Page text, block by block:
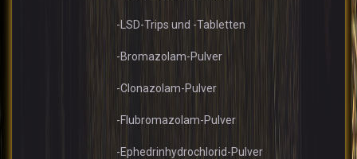
-LSD-Trips und -Tabletten
-Bromazolam-Pulver
-Clonazolam-Pulver
-Flubromazolam-Pulver
-Ephedrinhydrochlorid-Pulver